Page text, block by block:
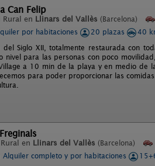
Can Felip
Rural en Llinars del Vallès (Barcelona)
por habitaciones
20 plazas
40
del Siglo XII, totalmente restaurada con
nivel para las personas con poco
a 10 min de la playa y en medio de
para poder proporcionar las
en Llinars del Vallès (Barcelona)
Alquiler completo y por habitaciones